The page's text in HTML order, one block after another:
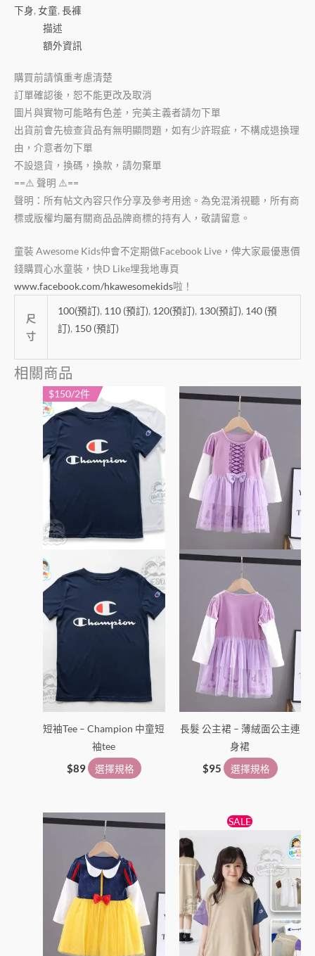
下身, 女童, 長褲
描述
額外資訊
購買前請慎重考慮清楚
訂單確認後，恕不能更改及取消
圖片與實物可能略有色差，完美主義者請勿下單
出貨前會先檢查貨品有無明顯問題，如有少許瑕疵，不構成退換理
由，介意者勿下單
不設退貨，換碼，換款，請勿棄單
==⚠️ 聲明 ⚠️==
聲明：所有帖文內容只作分享及參考用途。為免混淆視聽，所有商
標或版權均屬有關商品品牌商標的持有人，敬請留意。
童裝 Awesome Kids仲會不定期做Facebook Live，俾大家最優惠價
錢購買心水童裝，快D Like埋我地專頁
www.facebook.com/hkawesomekids啦！
尺
寸
100(預訂), 110 (預訂), 120(預訂), 130(預訂), 140 (預
訂), 150 (預訂)
相關商品
$150/2件
短袖Tee – Champion 中童短
袖tee
$89 選擇規格
產
品
多
款
式。
可
產
品
頁
面
選
擇
選
長髮 公主裙 – 薄絨面公主連
身裙
$95 選擇規格
種
款
式。
可
在
選
擇
此
多
種
款
式。
SALE
格：
$89。
目
前
格：
$79。
產
品
有
多
種
款
式。